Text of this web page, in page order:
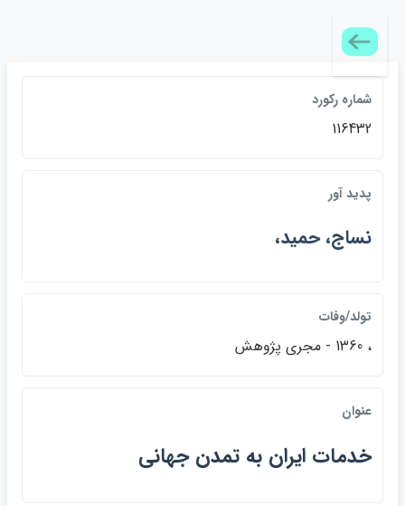
شماره ركورد
116432
پديد آور
نساج، حميد،
تولد/وفات
، 1360 - مجري پژوهش
عنوان
خدمات ايران به تمدن جهاني